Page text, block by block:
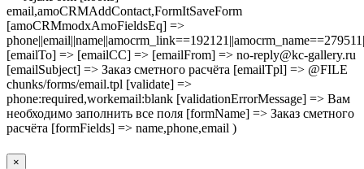
email,amoCRMAddContact,FormItSaveForm
[amoCRMmodxAmoFieldsEq] =>
[emailTo] => [emailCC] => [emailFrom] => no-reply@kc-gallery.ru
[emailSubject] => Заказ сметного расчёта [emailTpl] => @FILE
chunks/forms/email.tpl [validate] =>
phone:required,workemail:blank [validationErrorMessage] => Вам
необходимо заполнить все поля [formName] => Заказ сметного
расчёта [formFields] => name,phone,email )
×